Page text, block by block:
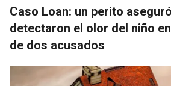
Caso Loan: un perito
detectaron el olor del niño
de dos acusados